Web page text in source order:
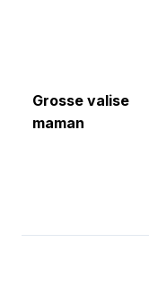
Grosse valise
maman